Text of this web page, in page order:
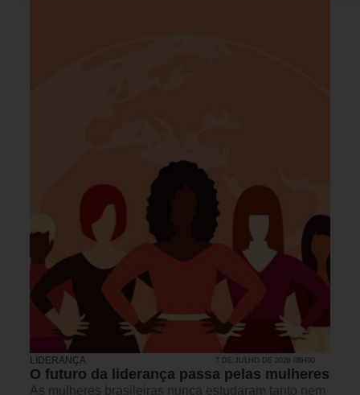
LIDERANÇA 7 DE JULHO DE 2026 08H00
O futuro da liderança passa pelas mulheres
As mulheres brasileiras nunca estudaram tanto nem